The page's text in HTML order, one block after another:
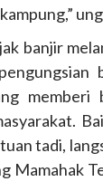
banjir
memberi
tadi,
Mamahak